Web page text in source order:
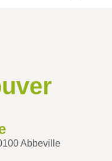
Abbeville